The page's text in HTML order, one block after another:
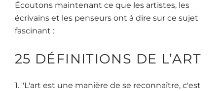
Écoutons maintenant ce que les artistes, les
écrivains et les penseurs ont à dire sur ce sujet
fascinant :
25 DÉFINITIONS DE L’ART
1. "L'art est une manière de se reconnaître, c'est